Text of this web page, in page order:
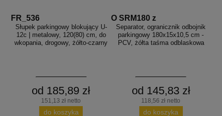
FR_536
Słupek parkingowy blokujący U-
12c | metalowy, 120(80) cm, do
wkopania, drogowy, żółto-czarny
od 185,89 zł
151,13 zł netto
do koszyka
O SRM180 z
Separator, ogranicznik odbojnik
parkingowy 180x15x10,5 cm -
PCV, żółta taśma odblaskowa
od 145,83 zł
118,56 zł netto
do koszyka